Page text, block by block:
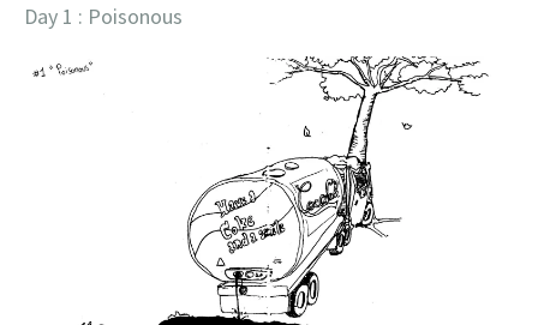
Day 1 : Poisonous